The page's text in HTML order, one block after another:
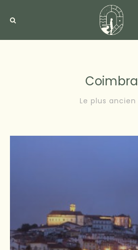
Coimbra
Le plus ancien